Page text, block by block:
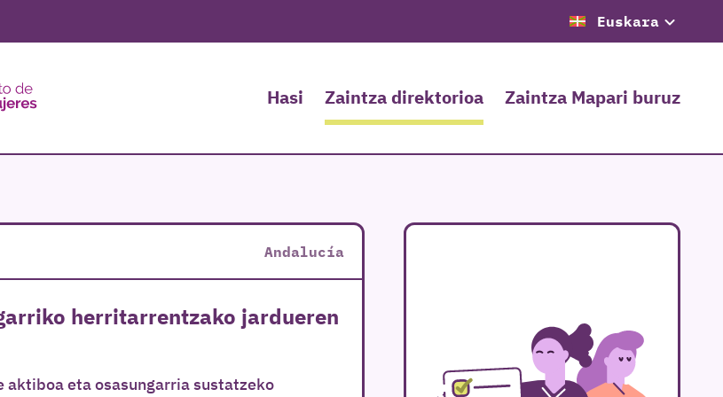
Euskara
Hasi Zaintza direktorioa Zaintza Mapari buruz
Andalucía
herritarrentzako jardueren
eta osasungarria sustatzeko